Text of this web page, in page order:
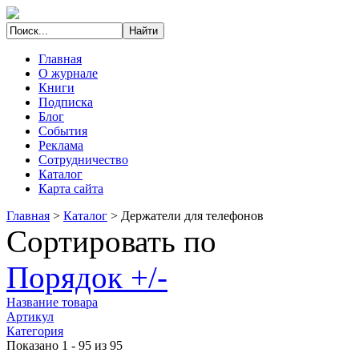
Главная
О журнале
Книги
Подписка
Блог
События
Реклама
Сотрудничество
Каталог
Карта сайта
Главная > Каталог > Держатели для телефонов
Сортировать по
Порядок +/-
Название товара
Артикул
Категория
Показано 1 - 95 из 95